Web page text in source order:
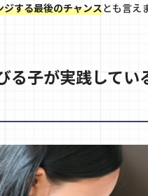
する最後のチャンスとも言え
る子が実践して